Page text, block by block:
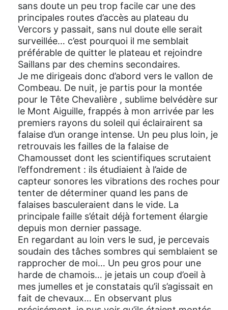
sans doute un peu trop facile car une des
principales routes d’accès au plateau du
Vercors y passait, sans nul doute elle serait
surveillée… c’est pourquoi il me semblait
préférable de quitter le plateau et rejoindre
Saillans par des chemins secondaires.
Je me dirigeais donc d’abord vers le vallon de
Combeau. De nuit, je partis pour la montée
pour le Tête Chevalière , sublime belvédère sur
le Mont Aiguille, frappés à mon arrivée par les
premiers rayons du soleil qui éclairairent sa
falaise d’un orange intense. Un peu plus loin, je
retrouvais les failles de la falaise de
Chamousset dont les scientifiques scrutaient
l’effondrement : ils étudiaient à l’aide de
capteur sonores les vibrations des roches pour
tenter de déterminer quand les pans de
falaises basculeraient dans le vide. La
principale faille s’était déjà fortement élargie
depuis mon dernier passage.
En regardant au loin vers le sud, je percevais
soudain des tâches sombres qui semblaient se
rapprocher de moi… Un peu gros pour une
harde de chamois… je jetais un coup d’oeil à
mes jumelles et je constatais qu’il s’agissait en
fait de chevaux… En observant plus